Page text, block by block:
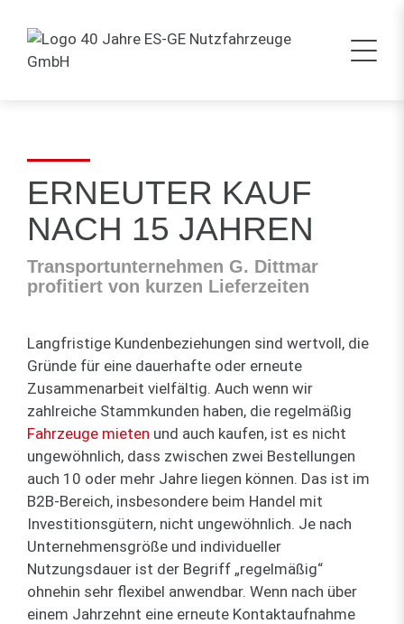
ERNEUTER KAUF
NACH 15 JAHREN
Transportunternehmen G. Dittmar
profitiert von kurzen Lieferzeiten
Langfristige Kundenbeziehungen sind wertvoll, die
Gründe für eine dauerhafte oder erneute
Zusammenarbeit vielfältig. Auch wenn wir
zahlreiche Stammkunden haben, die regelmäßig
Fahrzeuge mieten und auch kaufen, ist es nicht
ungewöhnlich, dass zwischen zwei Bestellungen
auch 10 oder mehr Jahre liegen können. Das ist im
B2B-Bereich, insbesondere beim Handel mit
Investitionsgütern, nicht ungewöhnlich. Je nach
Unternehmensgröße und individueller
Nutzungsdauer ist der Begriff „regelmäßig“
ohnehin sehr flexibel anwendbar. Wenn nach über
einem Jahrzehnt eine erneute Kontaktaufnahme